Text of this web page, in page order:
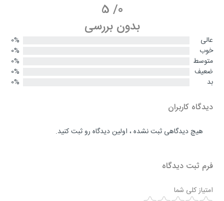
0
/
5
بدون بررسی
عالی
0%
خوب
0%
متوسط
0%
ضعیف
0%
بد
0%
دیدگاه کاربران
هیچ دیدگاهی ثبت نشده ، اولین دیدگاه رو ثبت کنید.
فرم ثبت دیدگاه
امتیاز کلی شما